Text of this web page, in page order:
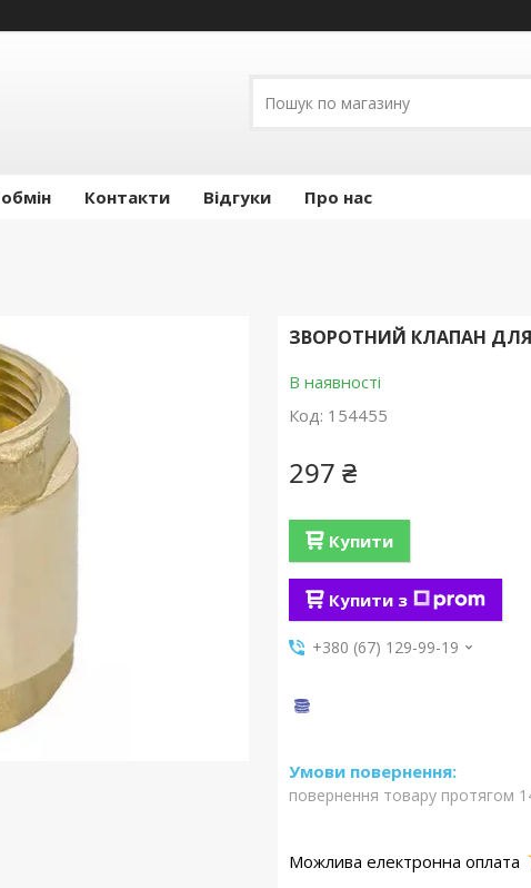
Контакти Відгуки Про нас
ЗВОРОТНИЙ КЛАПАН ДЛЯ
В наявності
Код: 154455
297 ₴
Купити
Купити з
+380 (67) 129-99-19
повернення товару протягом